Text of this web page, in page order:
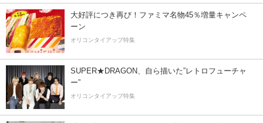
大好評につき再び！ファミマ名物45％増量キャンペ
ーン
オリコンタイアップ特集
SUPER★DRAGON、自ら描いた”レトロフューチャ
ー”
オリコンタイアップ特集